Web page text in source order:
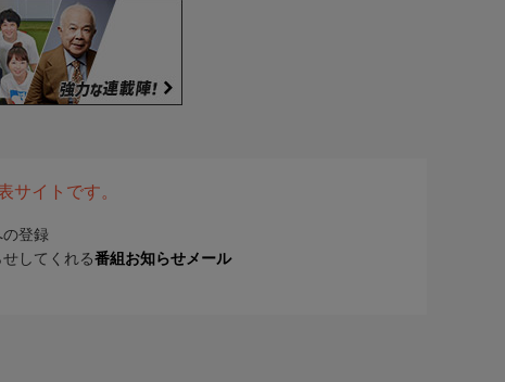
サイトです。
登録
してくれる番組お知らせメール